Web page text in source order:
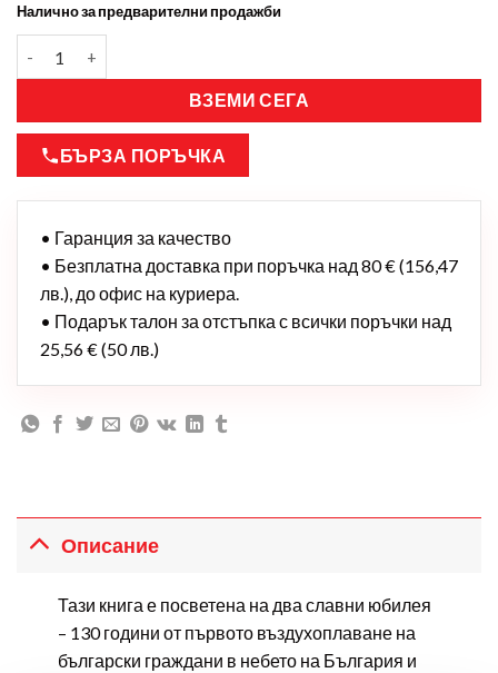
Налично за предварителни продажби
ВЗЕМИ СЕГА
БЪРЗА ПОРЪЧКА
• Гаранция за качество
• Безплатна доставка при поръчка над 80 € (156,47
лв.), до офис на куриера.
• Подарък талон за отстъпка с всички поръчки над
25,56 € (50 лв.)
Описание
Тази книга е посветена на два славни юбилея
– 130 години от първото въздухоплаване на
български граждани в небето на България и